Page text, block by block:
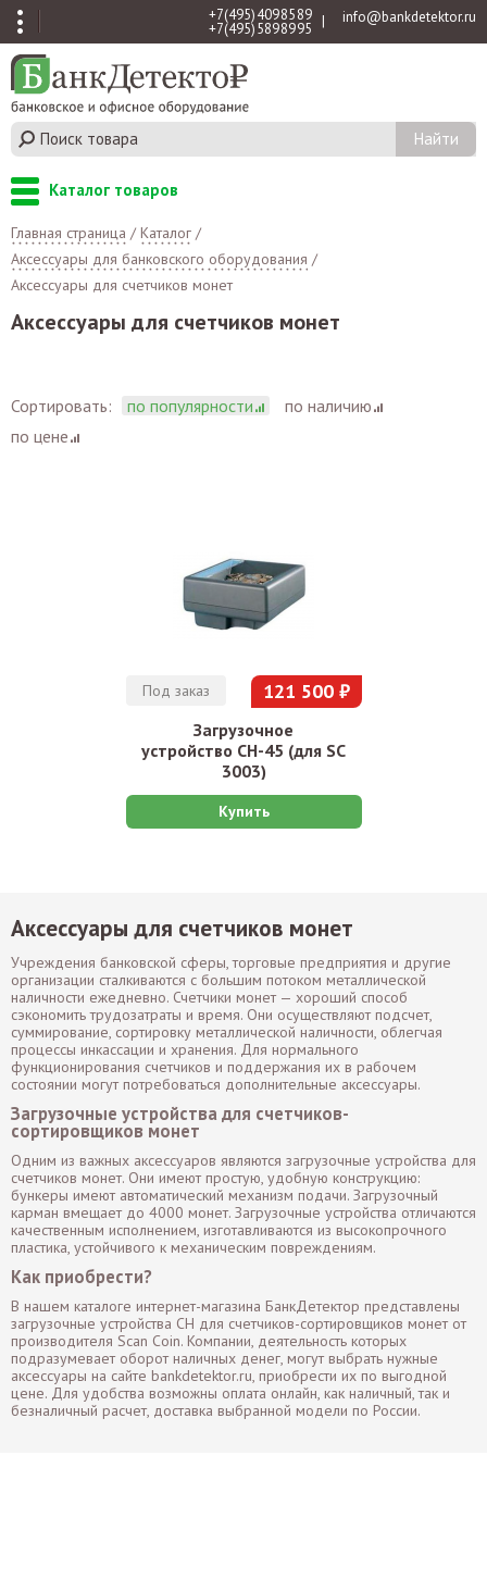
+7 (495) 409 85 89
+7 (495) 589 89 95 | info@bankdetektor.ru
Каталог товаров
Главная страница /Каталог /
Аксессуары для банковского оборудования /
Аксессуары для счетчиков монет
Аксессуары для счетчиков монет
Сортировать: по популярности
по наличию
по цене
Под заказ 121 500 ₽
Загрузочное
устройство CH-45 (для SC
3003)
Купить
Аксессуары для счетчиков монет
Учреждения банковской сферы, торговые предприятия и другие
организации сталкиваются с большим потоком металлической
наличности ежедневно. Счетчики монет — хороший способ
сэкономить трудозатраты и время. Они осуществляют подсчет,
суммирование, сортировку металлической наличности, облегчая
процессы инкассации и хранения. Для нормального
функционирования счетчиков и поддержания их в рабочем
состоянии могут потребоваться дополнительные аксессуары.
Загрузочные устройства для счетчиков-
сортировщиков монет
Одним из важных аксессуаров являются загрузочные устройства для
счетчиков монет. Они имеют простую, удобную конструкцию:
бункеры имеют автоматический механизм подачи. Загрузочный
карман вмещает до 4000 монет. Загрузочные устройства отличаются
качественным исполнением, изготавливаются из высокопрочного
пластика, устойчивого к механическим повреждениям.
Как приобрести?
В нашем каталоге интернет-магазина БанкДетектор представлены
загрузочные устройства CH для счетчиков-сортировщиков монет от
производителя Scan Coin. Компании, деятельность которых
подразумевает оборот наличных денег, могут выбрать нужные
аксессуары на сайте bankdetektor.ru, приобрести их по выгодной
цене. Для удобства возможны оплата онлайн, как наличный, так и
безналичный расчет, доставка выбранной модели по России.